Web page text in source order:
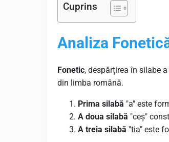
Cuprins
Analiza
Fonetic, despărțirea în silabe
din limba română.
Prima silabă "a" este
A doua silabă "ceș"
A treia silabă "tia" este